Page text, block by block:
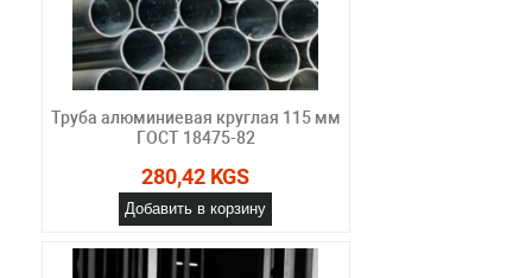
Труба алюминиевая круглая 115 мм
ГОСТ 18475-82
280,42 KGS
Добавить в корзину